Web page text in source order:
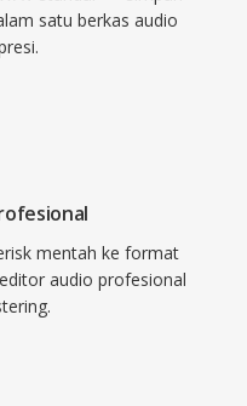
W64 menawarkan
WAV tanpa
satu berkas audio
mentah ke format
audio profesional